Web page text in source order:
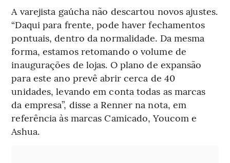
A varejista gaúcha não descartou novos ajustes.
“Daqui para frente, pode haver fechamentos
pontuais, dentro da normalidade. Da mesma
forma, estamos retomando o volume de
inaugurações de lojas. O plano de expansão
para este ano prevê abrir cerca de 40
unidades, levando em conta todas as marcas
da empresa”, disse a Renner na nota, em
referência às marcas Camicado, Youcom e
Ashua.